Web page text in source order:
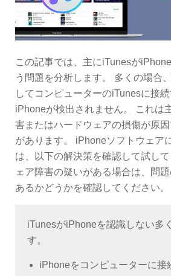
この記事では、主にiTunesが
う問題を分析します。 多くの場合
してコンピューターのiTunesに接
iPhoneが検出されません。 これは
害またはハードウェアの損傷が原
があります。 iPhoneソフトウェア
は、以下の解決策を確認して試し
ェア障害の疑いがある場合は、問
あるかどうかを確認してください。
iTunesがiPhoneを認識しない多
す。
iPhoneをコンピューターに接